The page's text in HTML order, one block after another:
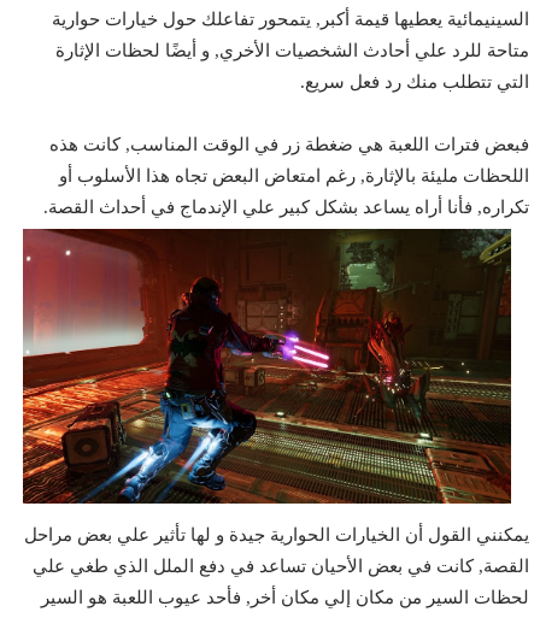
السينيمائية يعطيها قيمة أكبر, يتمحور تفاعلك حول خيارات حوارية
متاحة للرد علي أحادث الشخصيات الأخري, و أيضًا لحظات الإثارة
التي تتطلب منك رد فعل سريع.
فبعض فترات اللعبة هي ضغطة زر في الوقت المناسب, كانت هذه
اللحظات مليئة بالإثارة, رغم امتعاض البعض تجاه هذا الأسلوب أو
تكراره, فأنا أراه يساعد بشكل كبير علي الإندماج في أحداث القصة.
يمكنني القول أن الخيارات الحوارية جيدة و لها تأثير علي بعض مراحل
القصة, كانت في بعض الأحيان تساعد في دفع الملل الذي طغي علي
لحظات السير من مكان إلي مكان أخر, فأحد عيوب اللعبة هو السير